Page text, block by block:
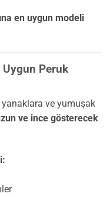
en uygun modeli
Peruk
ve yumuşak
ve ince gösterecek